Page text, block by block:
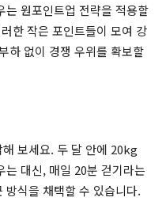
는 원포인트업 전략을 적용할
한 작은 포인트들이 모여 강
하 없이 경쟁 우위를 확보할
보세요. 두 달 안에 20kg
는 대신, 매일 20분 걷기라는
방식을 채택할 수 있습니다.